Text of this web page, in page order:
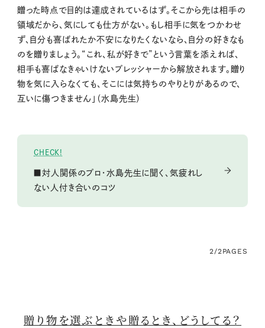
贈った時点で目的は達成されているはず。そこから先は相手の
領域だから、気にしても仕方がない。もし相手に気をつかわせ
ず、自分も喜ばれたか不安になりたくないなら、自分の好きなも
のを贈りましょう。“これ、私が好きで”という言葉を添えれば、
相手も喜ばなきゃいけないプレッシャーから解放されます。贈り
物を気に入らなくても、そこには気持ちのやりとりがあるので、
互いに傷つきません」（水島先生）
CHECK!
■対人関係のプロ・水島先生に聞く、気疲れし
ない人付き合いのコツ
2/2 PAGES
贈り物を選ぶときや贈るとき、どうしてる？